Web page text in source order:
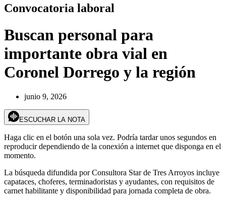
Convocatoria laboral
Buscan personal para
importante obra vial en
Coronel Dorrego y la región
junio 9, 2026
ESCUCHAR LA NOTA
Haga clic en el botón una sola vez. Podría tardar unos segundos en
reproducir dependiendo de la conexión a internet que disponga en el
momento.
La búsqueda difundida por Consultora Star de Tres Arroyos incluye
capataces, choferes, terminadoristas y ayudantes, con requisitos de
carnet habilitante y disponibilidad para jornada completa de obra.